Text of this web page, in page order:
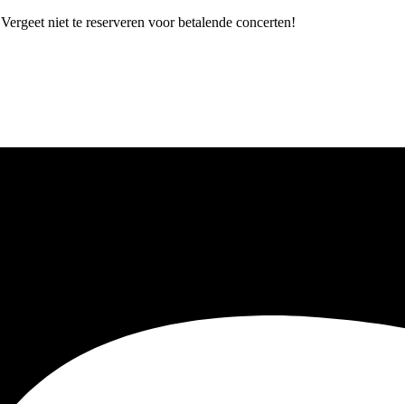
Vergeet niet te reserveren voor betalende concerten!